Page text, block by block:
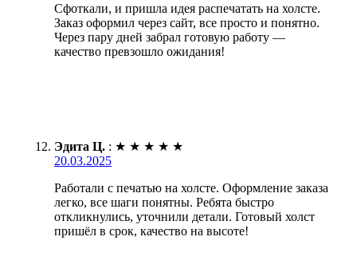
Сфоткали, и пришла идея распечатать на холсте.
Заказ оформил через сайт, все просто и понятно.
Через пару дней забрал готовую работу —
качество превзошло ожидания!
Эдита Ц. : ★ ★ ★ ★ ★
20.03.2025
Работали с печатью на холсте. Оформление заказа
легко, все шаги понятны. Ребята быстро
откликнулись, уточнили детали. Готовый холст
пришёл в срок, качество на высоте!